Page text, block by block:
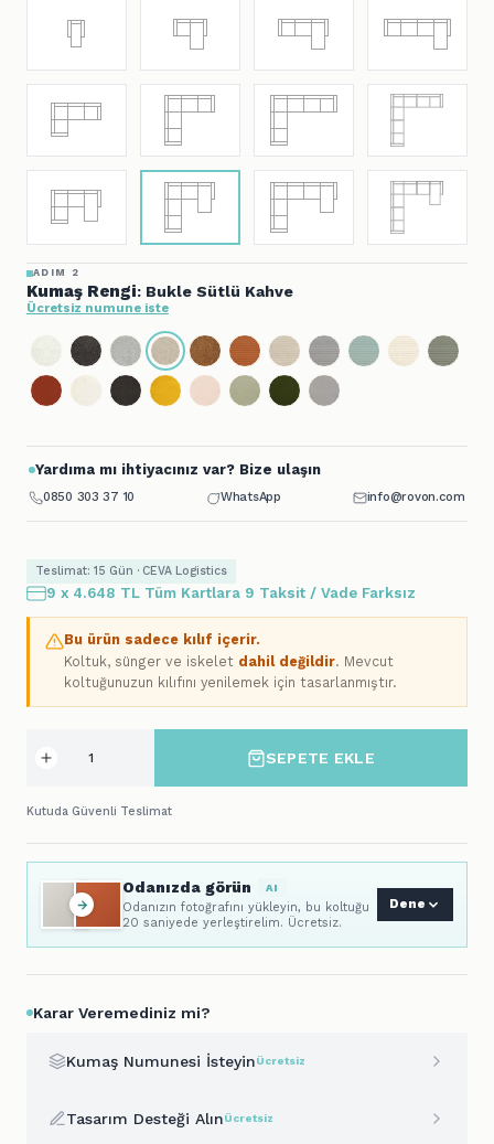
ADIM 2
Kumaş Rengi: Bukle Sütlü Kahve
Ücretsiz numune iste
Yardıma mı ihtiyacınız var? Bize ulaşın
0850 303 37 10 WhatsApp info@rovon.com
Teslimat: 15 Gün · CEVA Logistics
9 x 4.648 TL Tüm Kartlara 9 Taksit / Vade Farksız
Bu ürün sadece kılıf içerir.
Koltuk, sünger ve iskelet dahil değildir. Mevcut
koltuğunuzun kılıfını yenilemek için tasarlanmıştır.
SEPETE EKLE
Kutuda Güvenli Teslimat
Odanızda görün AI
Odanızın fotoğrafını yükleyin, bu koltuğu
20 saniyede yerleştirelim. Ücretsiz.
Dene
Karar Veremediniz mi?
Kumaş Numunesi İsteyinÜcretsiz
Tasarım Desteği AlınÜcretsiz